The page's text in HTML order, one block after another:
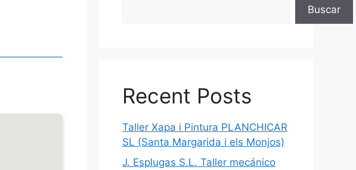
Buscar
Recent Posts
Taller Xapa i Pintura PLANCHICAR
SL (Santa Margarida i els Monjos)
J. Esplugas S.L. Taller mecánico